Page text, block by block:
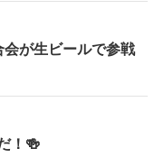
が生ビールで参戦
！🍻